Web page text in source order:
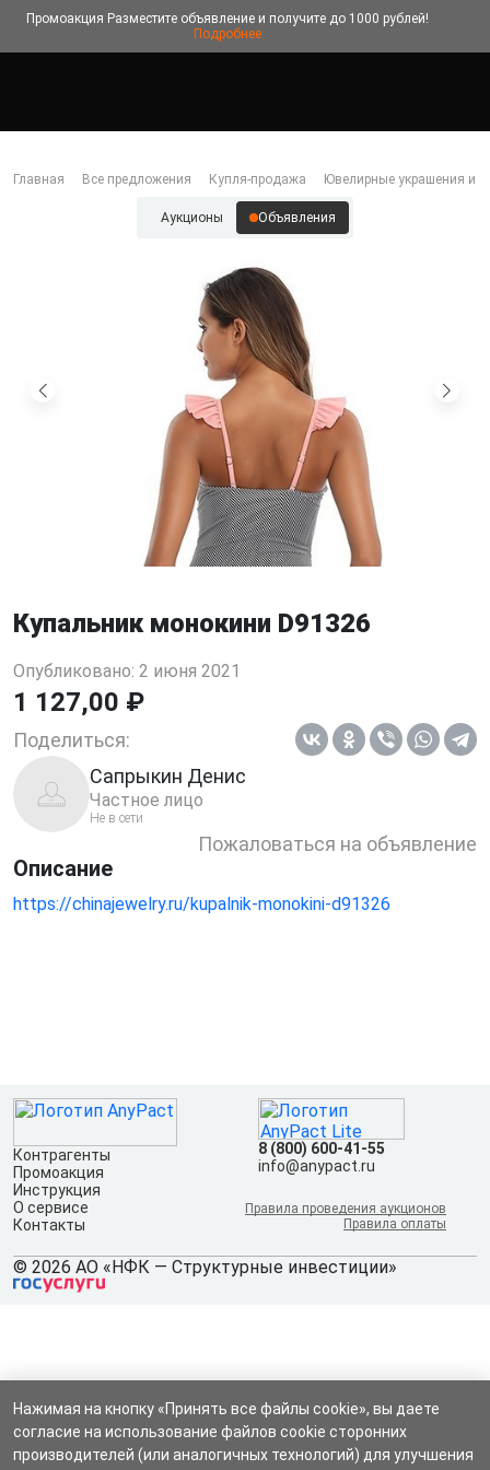
Промоакция Разместите объявление и получите до 1000 рублей!
Подробнее
Главная Все предложения Купля-продажа Ювелирные украшения и
Аукционы Объявления
Купальник монокини D91326
Опубликовано: 2 июня 2021
1 127,00 ₽
Поделиться:
Сапрыкин Денис
Частное лицо
Не в сети
Пожаловаться на объявление
Описание
https://chinajewelry.ru/kupalnik-monokini-d91326
Контрагенты
Промоакция
Инструкция
О сервисе
Контакты
8 (800) 600-41-55
info@anypact.ru
Правила проведения аукционов
Правила оплаты
© 2026 АО «НФК — Структурные инвестиции»
Нажимая на кнопку «Принять все файлы cookie», вы даете
согласие на использование файлов cookie сторонних
производителей (или аналогичных технологий) для улучшения